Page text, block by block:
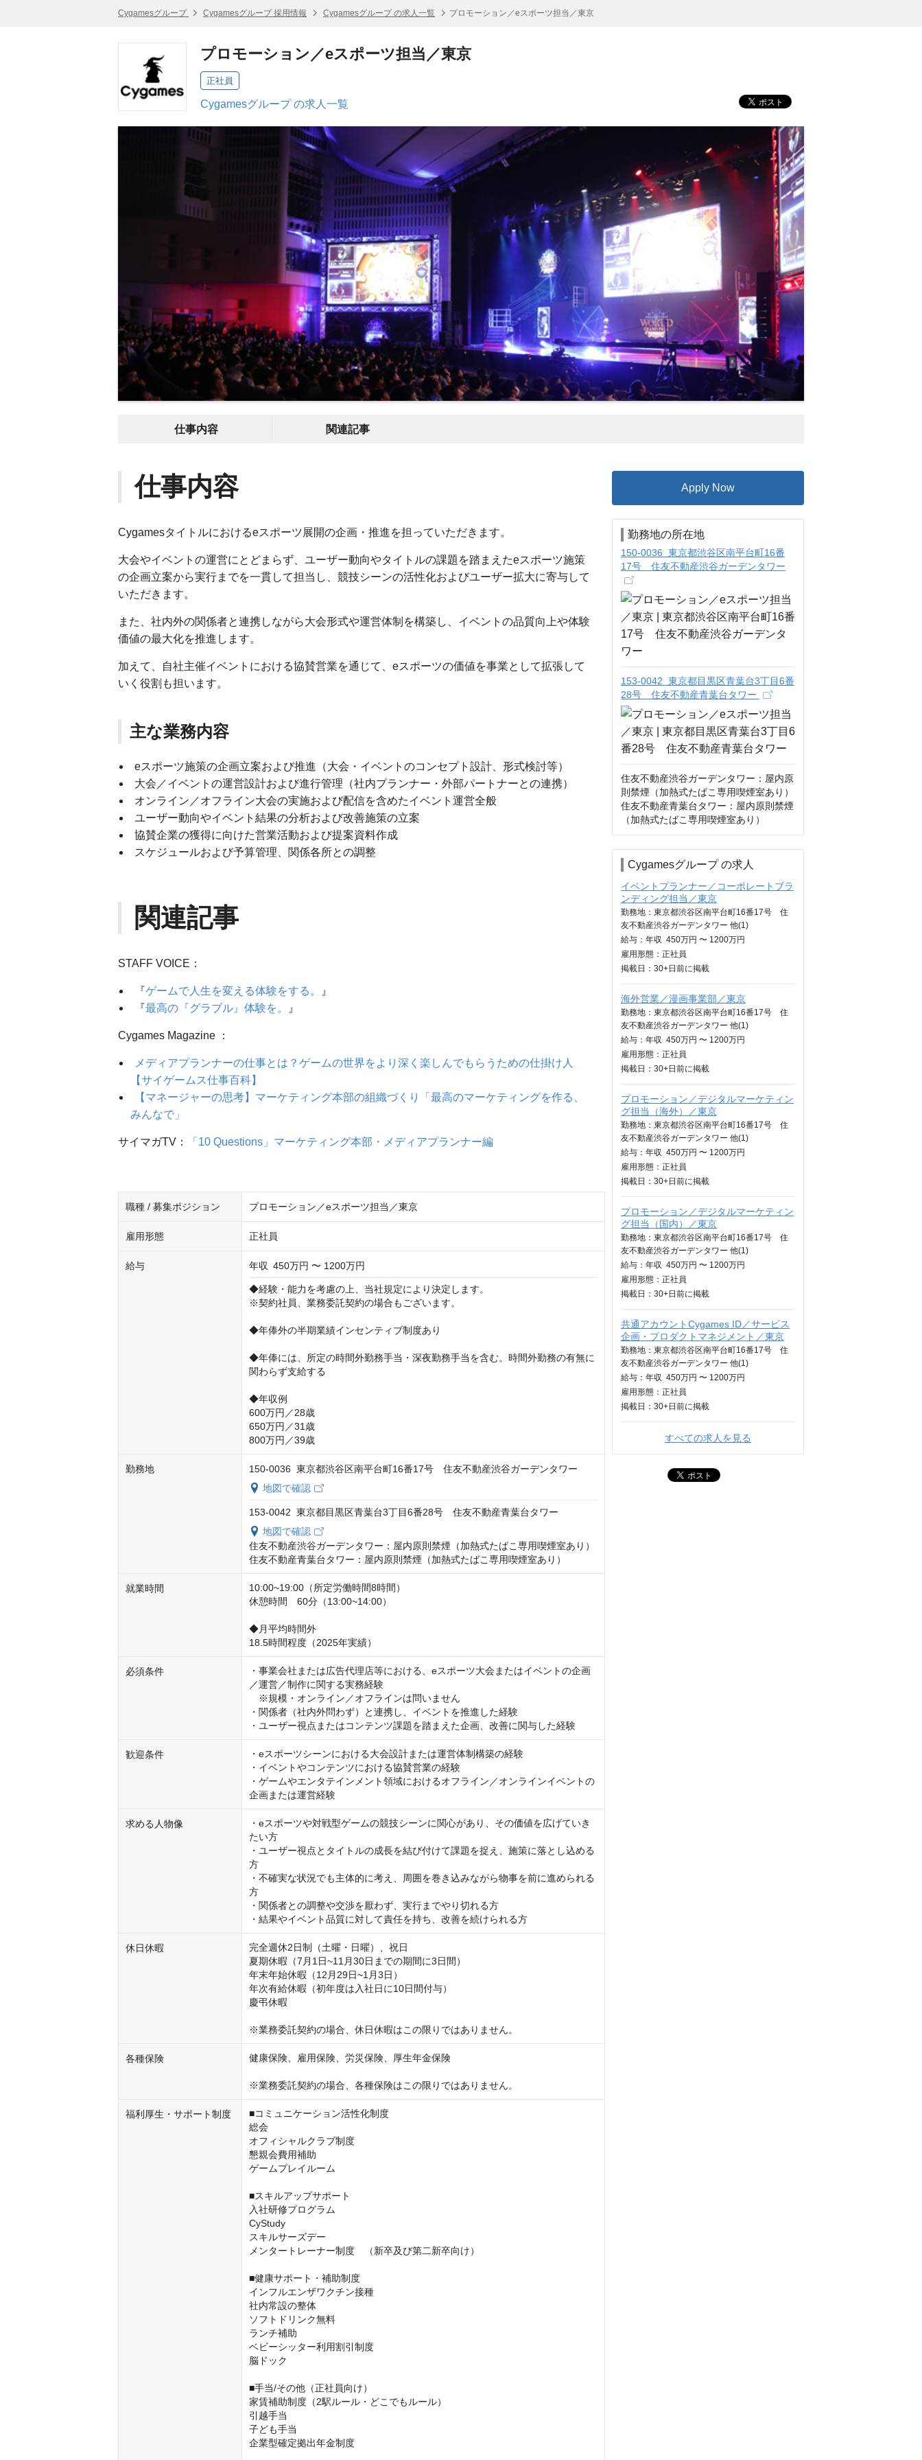
Cygamesグループ Cygamesグループ 採用情報 Cygamesグループ の求人一覧 プロモーション／eスポーツ担当／東京
プロモーション／eスポーツ担当／東京
正社員
Cygamesグループ の求人一覧
仕事内容 関連記事
仕事内容
Cygamesタイトルにおけるeスポーツ展開の企画・推進を担っていただきます。
大会やイベントの運営にとどまらず、ユーザー動向やタイトルの課題を踏まえたeスポーツ施策
の企画立案から実行までを一貫して担当し、競技シーンの活性化およびユーザー拡大に寄与して
いただきます。
また、社内外の関係者と連携しながら大会形式や運営体制を構築し、イベントの品質向上や体験
価値の最大化を推進します。
加えて、自社主催イベントにおける協賛営業を通じて、eスポーツの価値を事業として拡張して
いく役割も担います。
主な業務内容
eスポーツ施策の企画立案および推進（大会・イベントのコンセプト設計、形式検討等）
大会／イベントの運営設計および進行管理（社内プランナー・外部パートナーとの連携）
オンライン／オフライン大会の実施および配信を含めたイベント運営全般
ユーザー動向やイベント結果の分析および改善施策の立案
協賛企業の獲得に向けた営業活動および提案資料作成
スケジュールおよび予算管理、関係各所との調整
関連記事
STAFF VOICE：
『ゲームで人生を変える体験をする。
』
『最高の『グラブル』体験を。 』
Cygames Magazine ：
メディアプランナーの仕事とは？ゲームの世界をより深く楽しんでもらうための仕掛け人
【サイゲームス仕事百科】
【マネージャーの思考】マーケティング本部の組織づくり「最高のマーケティングを作る、
みんなで」
サイマガTV： 「10 Questions」マーケティング本部・メディアプランナー編
職種 / 募集ポジション プロモーション／eスポーツ担当／東京
雇用形態 正社員
給与 年収 450万円 〜 1200万円
◆経験・能力を考慮の上、当社規定により決定します。
※契約社員、業務委託契約の場合もございます。
◆年俸外の半期業績インセンティブ制度あり
◆年俸には、所定の時間外勤務手当・深夜勤務手当を含む。時間外勤務の有無に
関わらず支給する
◆年収例
600万円／28歳
650万円／31歳
800万円／39歳
勤務地
150-0036 東京都渋谷区南平台町16番17号 住友不動産渋谷ガーデンタワー
地図で確認
153-0042 東京都目黒区青葉台3丁目6番28号 住友不動産青葉台タワー
地図で確認
住友不動産渋谷ガーデンタワー：屋内原則禁煙（加熱式たばこ専用喫煙室あり）
住友不動産青葉台タワー：屋内原則禁煙（加熱式たばこ専用喫煙室あり）
就業時間
10:00~19:00（所定労働時間8時間）
休憩時間　60分（13:00~14:00）
◆月平均時間外
18.5時間程度（2025年実績）
必須条件
・事業会社または広告代理店等における、eスポーツ大会またはイベントの企画
／運営／制作に関する実務経験
※規模・オンライン／オフラインは問いません
・関係者（社内外問わず）と連携し、イベントを推進した経験
・ユーザー視点またはコンテンツ課題を踏まえた企画、改善に関与した経験
歓迎条件
・eスポーツシーンにおける大会設計または運営体制構築の経験
・イベントやコンテンツにおける協賛営業の経験
・ゲームやエンタテインメント領域におけるオフライン／オンラインイベントの
企画または運営経験
求める人物像
・eスポーツや対戦型ゲームの競技シーンに関心があり、その価値を広げていき
たい方
・ユーザー視点とタイトルの成長を結び付けて課題を捉え、施策に落とし込める
方
・不確実な状況でも主体的に考え、周囲を巻き込みながら物事を前に進められる
方
・関係者との調整や交渉を厭わず、実行までやり切れる方
・結果やイベント品質に対して責任を持ち、改善を続けられる方
休日休暇
完全週休2日制（土曜・日曜）、祝日
夏期休暇（7月1日~11月30日までの期間に3日間）
年末年始休暇（12月29日~1月3日）
年次有給休暇（初年度は入社日に10日間付与）
慶弔休暇
※業務委託契約の場合、休日休暇はこの限りではありません。
各種保険 健康保険、雇用保険、労災保険、厚生年金保険
※業務委託契約の場合、各種保険はこの限りではありません。
福利厚生・サポート制度
■コミュニケーション活性化制度
総会
オフィシャルクラブ制度
懇親会費用補助
ゲームプレイルーム
■スキルアップサポート
入社研修プログラム
CyStudy
スキルサーズデー
メンタートレーナー制度　（新卒及び第二新卒向け）
■健康サポート・補助制度
インフルエンザワクチン接種
社内常設の整体
ソフトドリンク無料
ランチ補助
ベビーシッター利用割引制度
脳ドック
■手当/その他（正社員向け）
家賃補助制度（2駅ルール・どこでもルール）
引越手当
子ども手当
企業型確定拠出年金制度
Apply Now
勤務地の所在地
150-0036 東京都渋谷区南平台町16番
17号 住友不動産渋谷ガーデンタワー
153-0042 東京都目黒区青葉台3丁目6番
28号 住友不動産青葉台タワー
住友不動産渋谷ガーデンタワー：屋内原
則禁煙（加熱式たばこ専用喫煙室あり）
住友不動産青葉台タワー：屋内原則禁煙
（加熱式たばこ専用喫煙室あり）
Cygamesグループ の求人
イベントプランナー／コーポレートブラ
ンディング担当／東京
勤務地：東京都渋谷区南平台町16番17号 住
友不動産渋谷ガーデンタワー 他(1)
給与： 年収 450万円 〜 1200万円
雇用形態：正社員
掲載日： 30+日 前に掲載
海外営業／漫画事業部／東京
勤務地：東京都渋谷区南平台町16番17号 住
友不動産渋谷ガーデンタワー 他(1)
給与： 年収 450万円 〜 1200万円
雇用形態：正社員
掲載日： 30+日 前に掲載
プロモーション／デジタルマーケティン
グ担当（海外）／東京
勤務地：東京都渋谷区南平台町16番17号 住
友不動産渋谷ガーデンタワー 他(1)
給与： 年収 450万円 〜 1200万円
雇用形態：正社員
掲載日： 30+日 前に掲載
プロモーション／デジタルマーケティン
グ担当（国内）／東京
勤務地：東京都渋谷区南平台町16番17号 住
友不動産渋谷ガーデンタワー 他(1)
給与： 年収 450万円 〜 1200万円
雇用形態：正社員
掲載日： 30+日 前に掲載
共通アカウントCygames ID／サービス
企画・プロダクトマネジメント／東京
勤務地：東京都渋谷区南平台町16番17号 住
友不動産渋谷ガーデンタワー 他(1)
給与： 年収 450万円 〜 1200万円
雇用形態：正社員
掲載日： 30+日 前に掲載
すべての求人を見る